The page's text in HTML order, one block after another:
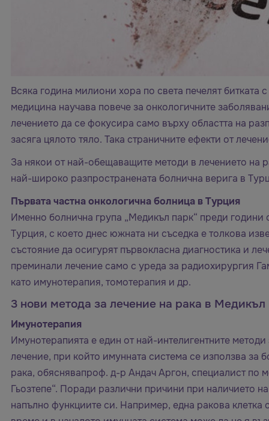
Всяка година милиони хора по света печелят битката
медицина научава повече за онкологичните
лечението да се фокусира само върху областта на
засяга цялото тяло. Така страничните ефекти от
За някои от най-обещаващите методи в лечението на
най-широко разпространената болнична верига в
Първата частна онкологична болница в Турция
Именно болнична група „Медикъл парк“ преди години
Турция, с което днес южната ни съседка е толкова
състояние да осигурят първокласна диагностика и
преминали лечение само с уреда за радиохирургия
като имунотерапия, томотерапия и др.
3 нови метода за лечение на рака в
Имунотерапия
Имунотерапията е един от най-интелигентните
лечение, при който имунната система се използва за
рака, обяснявапроф. д-р Андач Аргон, специалист по
Гьозтепе“. Поради различни причини при наличието
напълно функциите си. Например, една ракова